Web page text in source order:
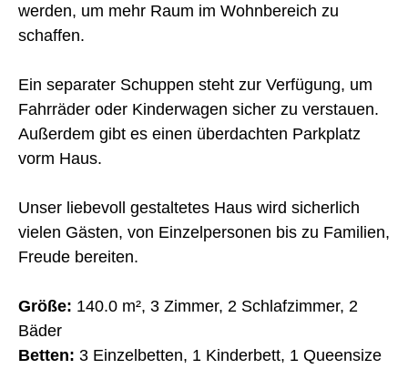
werden, um mehr Raum im Wohnbereich zu
schaffen.
Ein separater Schuppen steht zur Verfügung, um
Fahrräder oder Kinderwagen sicher zu verstauen.
Außerdem gibt es einen überdachten Parkplatz
vorm Haus.
Unser liebevoll gestaltetes Haus wird sicherlich
vielen Gästen, von Einzelpersonen bis zu Familien,
Freude bereiten.
Größe: 140.0 m², 3 Zimmer, 2 Schlafzimmer, 2
Bäder
Betten: 3 Einzelbetten, 1 Kinderbett, 1 Queensize